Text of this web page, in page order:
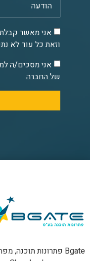
אני מאשר קבלת
וזאת כל עוד לא
אני מסכים/ה
של החברה